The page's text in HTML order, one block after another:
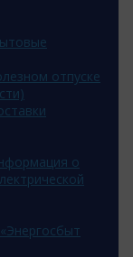
отпуске
о